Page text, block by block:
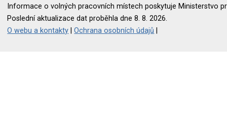
Informace o volných pracovních místech poskytuje Ministerstvo
Poslední aktualizace dat proběhla dne 8. 8. 2026.
O webu a kontakty |Ochrana osobních údajů